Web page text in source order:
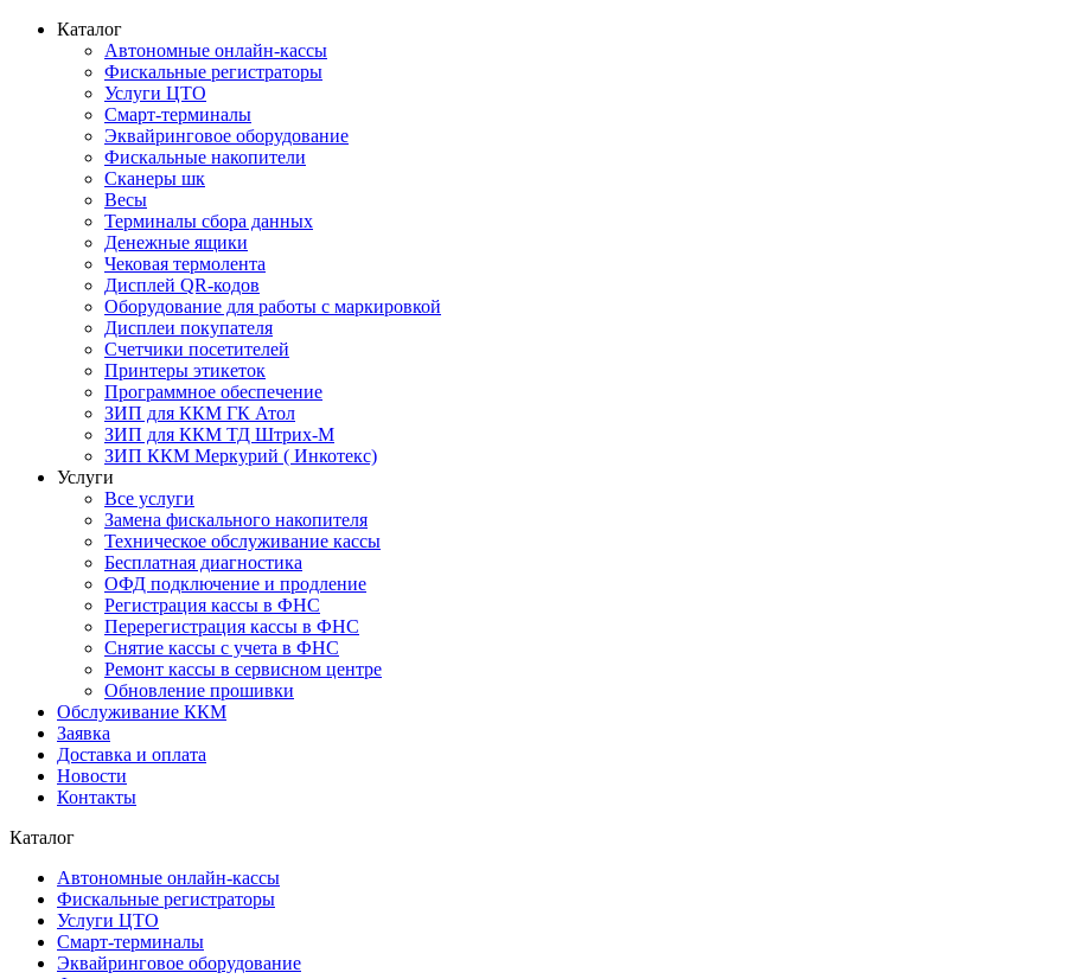
Каталог
Автономные онлайн-кассы
Фискальные регистраторы
Услуги ЦТО
Смарт-терминалы
Эквайринговое оборудование
Фискальные накопители
Сканеры шк
Весы
Терминалы сбора данных
Денежные ящики
Чековая термолента
Дисплей QR-кодов
Оборудование для работы с маркировкой
Дисплеи покупателя
Счетчики посетителей
Принтеры этикеток
Программное обеспечение
ЗИП для ККМ ГК Атол
ЗИП для ККМ ТД Штрих-М
ЗИП ККМ Меркурий ( Инкотекс)
Услуги
Все услуги
Замена фискального накопителя
Техническое обслуживание кассы
Бесплатная диагностика
ОФД подключение и продление
Регистрация кассы в ФНС
Перерегистрация кассы в ФНС
Снятие кассы с учета в ФНС
Ремонт кассы в сервисном центре
Обновление прошивки
Обслуживание ККМ
Заявка
Доставка и оплата
Новости
Контакты
Каталог
Автономные онлайн-кассы
Фискальные регистраторы
Услуги ЦТО
Смарт-терминалы
Эквайринговое оборудование